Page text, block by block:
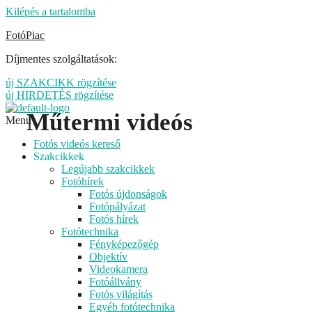
Kilépés a tartalomba
FotóPiac
Díjmentes szolgáltatások:
új SZAKCIKK rögzítése
új HIRDETÉS rögzítése
Menu
Fotós videós kereső
Szakcikkek
Legújabb szakcikkek
Fotóhírek
Fotós újdonságok
Fotópályázat
Fotós hírek
Fotótechnika
Fényképezőgép
Objektív
Videokamera
Fotóállvány
Fotós világítás
Egyéb fotótechnika
Műtermi videós